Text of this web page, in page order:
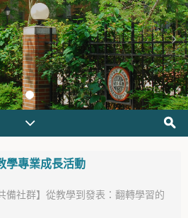
學專業成長活動
備社群】從教學到發表：翻轉學習的